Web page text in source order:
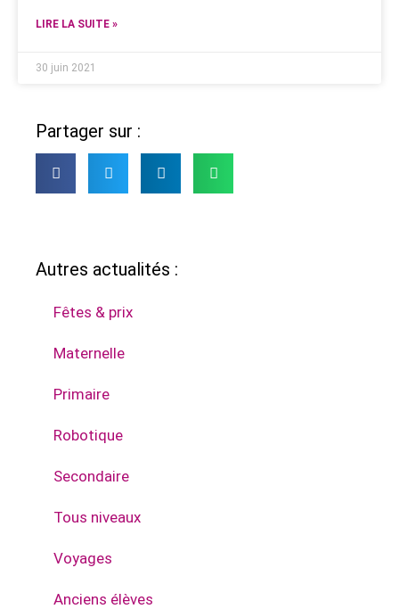
LIRE LA SUITE »
30 juin 2021
Partager sur :
Autres actualités :
Fêtes & prix
Maternelle
Primaire
Robotique
Secondaire
Tous niveaux
Voyages
Anciens élèves